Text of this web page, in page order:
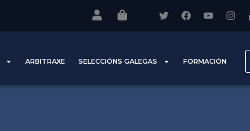
ARBITRAXE SELECCIÓNS GALEGAS FORMACIÓN